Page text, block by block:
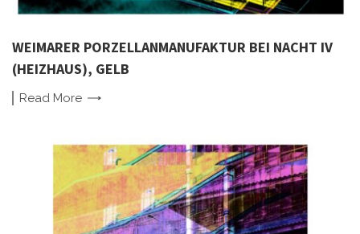
WEIMARER PORZELLANMANUFAKTUR BEI NACHT IV
(HEIZHAUS), GELB
Read More